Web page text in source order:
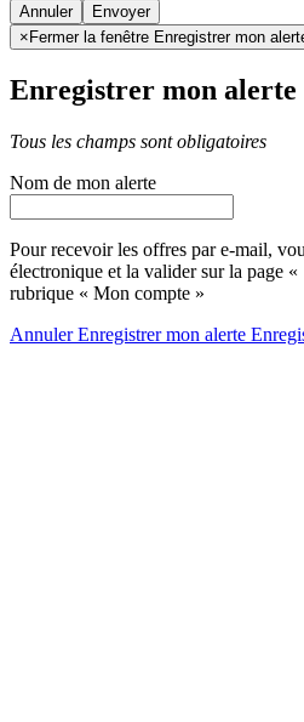
Annuler
× Fermer la fenêtre Enregistrer mon
Enregistrer mon alerte
Tous les champs sont obligatoires
Nom de mon alerte
Pour recevoir les offres par e-mail,
électronique et la valider sur la page «
rubrique « Mon compte »
AnnulerEnregistrer mon alerte